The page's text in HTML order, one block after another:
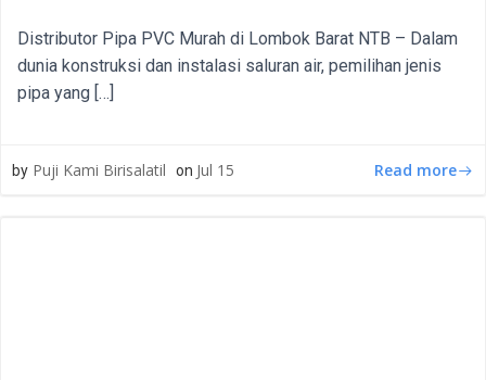
Distributor Pipa PVC Murah di Lombok Barat NTB – Dalam
dunia konstruksi dan instalasi saluran air, pemilihan jenis
pipa yang […]
by Puji Kami Birisalatil on Jul 15 Read more